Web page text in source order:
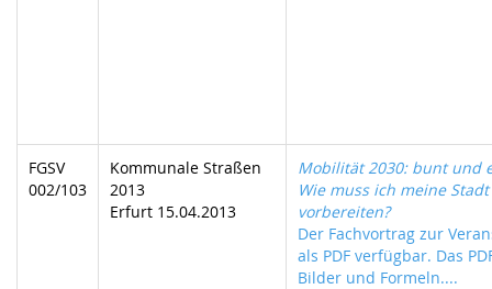
FGSV
002/103
Kommunale Straßen
2013
Erfurt 15.04.2013
Mobilität 2030: bunt und
Wie muss ich meine
vorbereiten?
Der Fachvortrag zur
als PDF verfügbar. Das
Bilder und Formeln....